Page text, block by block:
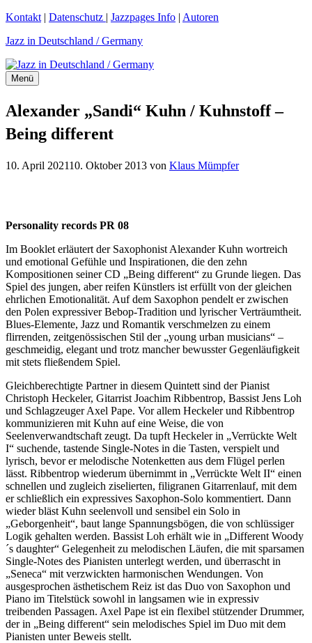
Zum
springen
Kontakt | Datenschutz | Jazzpages Info | Autoren
Jazz in Deutschland / Germany
Menü
Alexander „Sandi“ Kuhn / Kuhnstoff –
Being different
10. April 202110. Oktober 2013 von Klaus Mümpfer
Personality records PR 08
Im Booklet erläutert der Saxophonist Alexander Kuhn wortreich
und emotional Gefühle und Inspirationen, die den zehn
Kompositionen seiner CD „Being different“ zu Grunde liegen. Das
Spiel des jungen, aber reifen Künstlers ist erfüllt von der gleichen
ehrlichen Emotionalität. Auf dem Saxophon pendelt er zwischen
den Polen expressiver Bebop-Tradition und lyrischer Verträumtheit.
Blues-Elemente, Jazz und Romantik verschmelzen zu einem
flirrenden, zeitgenössischen Stil der „young urban musicians“ –
geschmeidig, elegant und trotz mancher bewusster Gegenläufigkeit
mit stets fließendem Spiel.
Gleichberechtigte Partner in diesem Quintett sind der Pianist
Christoph Heckeler, Gitarrist Joachim Ribbentrop, Bassist Jens Loh
und Schlagzeuger Axel Pape. Vor allem Heckeler und Ribbentrop
kommunizieren mit Kuhn auf eine Weise, die von
Seelenverwandtschaft zeugt. Da tupft Heckeler in „Verrückte Welt
I“ suchende, tastende Single-Notes in die Tasten, verspielt und
lyrisch, bevor er melodische Notenketten aus dem Flügel perlen
lässt. Ribbentrop wiederum übernimmt in „Verrückte Welt II“ einen
schnellen und zugleich ziselierten, filigranen Gitarrenlauf, mit dem
er schließlich ein expressives Saxophon-Solo kommentiert. Dann
wieder bläst Kuhn seelenvoll und sensibel ein Solo in
„Geborgenheit“, baut lange Spannungsbögen, die von schlüssiger
Logik gehalten werden. Bassist Loh erhält wie in „Different Woody
´s daughter“ Gelegenheit zu melodischen Läufen, die mit sparsamen
Single-Notes des Pianisten unterlegt werden, und überrascht in
„Seneca“ mit verzwickten harmonischen Wendungen. Von
ausgesprochen ästhetischem Reiz ist das Duo von Saxophon und
Piano im Titelstück sowohl in langsamen wie in expressiv
treibenden Passagen. Axel Pape ist ein flexibel stützender Drummer,
der in „Being different“ sein melodisches Spiel im Duo mit dem
Pianisten unter Beweis stellt.